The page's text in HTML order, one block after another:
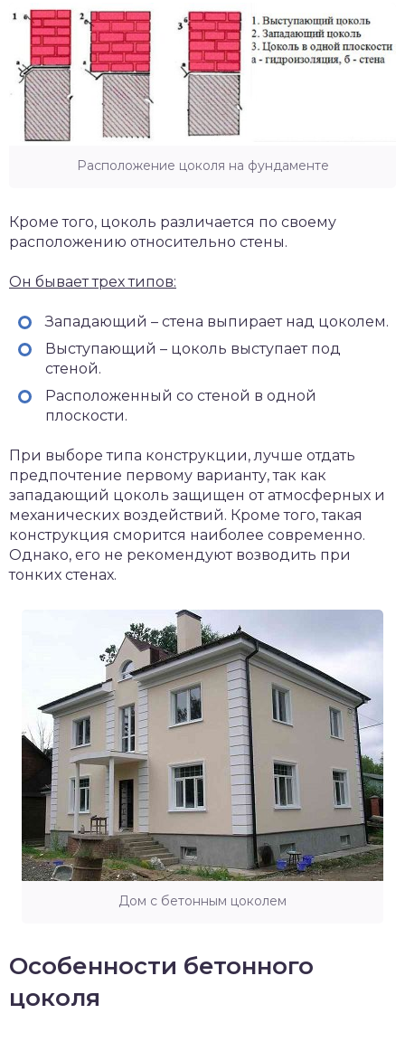
Расположение цоколя на фундаменте
Кроме того, цоколь различается по своему
расположению относительно стены.
Он бывает трех типов:
Западающий – стена выпирает над цоколем.
Выступающий – цоколь выступает под
стеной.
Расположенный со стеной в одной
плоскости.
При выборе типа конструкции, лучше отдать
предпочтение первому варианту, так как
западающий цоколь защищен от атмосферных и
механических воздействий. Кроме того, такая
конструкция сморится наиболее современно.
Однако, его не рекомендуют возводить при
тонких стенах.
Дом с бетонным цоколем
Особенности бетонного
цоколя